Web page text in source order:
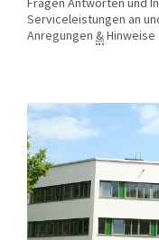
Serviceleistungen an
Anregungen &